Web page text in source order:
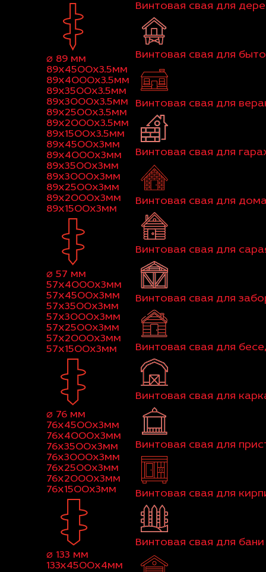
⌀ 89 мм
89x4500x3.5мм
89x4000x3.5мм
89x3500x3.5мм
89x3000x3.5мм
89x2500x3.5мм
89x2000x3.5мм
89x1500x3.5мм
89x4500x3мм
89x4000x3мм
89x3500x3мм
89x3000x3мм
89x2500x3мм
89x2000x3мм
89x1500x3мм
⌀ 57 мм
57x4000x3мм
57x4500x3мм
57x3500x3мм
57x3000x3мм
57x2500x3мм
57x2000x3мм
57x1500x3мм
⌀ 76 мм
76x4500x3мм
76x4000x3мм
76x3500x3мм
76x3000x3мм
76x2500x3мм
76x2000x3мм
76x1500x3мм
⌀ 133 мм
133x4500x4мм
Винтовая свая для
Винтовая свая для
Винтовая свая для
Винтовая свая для
Винтовая свая для
Винтовая свая для
Винтовая свая для
Винтовая свая для
Винтовая свая для
Винтовая свая для
Винтовая свая для
Винтовая свая для бани